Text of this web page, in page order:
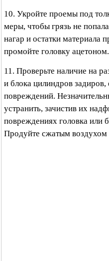
10. Укройте проемы под
меры, чтобы грязь не
нагар и остатки материала
промойте головку ацетоном.
11. Проверьте наличие на
и блока цилиндров
повреждений.
устранить, зачистив их
повреждениях головка или
Продуйте сжатым воздухом